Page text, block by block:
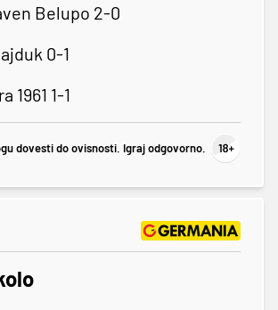
Belupo 2-0
0-1
1961 1-1
dovesti do ovisnosti. Igraj odgovorno.